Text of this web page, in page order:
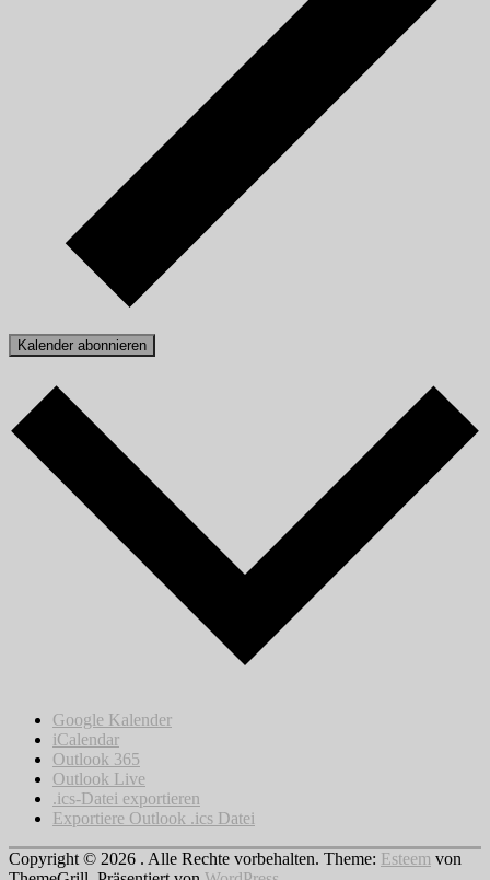
Kalender abonnieren
Google Kalender
iCalendar
Outlook 365
Outlook Live
.ics-Datei exportieren
Exportiere Outlook .ics Datei
Copyright © 2026 . Alle Rechte vorbehalten. Theme: Esteem von